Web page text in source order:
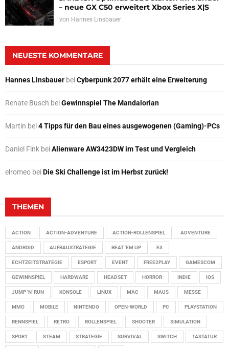
– neue GX C50 erweitert Xbox Series X|S
von Hannes Linsbauer
NEUESTE KOMMENTARE
Hannes Linsbauer beiCyberpunk 2077 erhält eine Erweiterung
Renate Busch beiGewinnspiel The Mandalorian
Martin bei4 Tipps für den Bau eines ausgewogenen (Gaming)-PCs
Daniel Fink beiAlienware AW3423DW im Test und Vergleich
elromeo beiDie Ski Challenge ist im Herbst zurück!
THEMEN
ACTION ACTION-ADVENTURE ACTION-ROLLENSPIEL ADVENTURE
ANDROID AUFBAUSTRATEGIE BEAT 'EM UP E3
ECHTZEITSTRATEGIE ESPORT EVENT FREE2PLAY GAMESCOM
GEWINNSPIEL HARDWARE HEADSET HORROR INDIE IOS
JUMP 'N' RUN KONSOLE LINUX MAC MAUS MESSE
MMO MOBILE NINTENDO OPEN-WORLD PC PLAYSTATION
RENNSPIEL RETRO ROLLENSPIEL SHOOTER SIMULATION
SPORT STEAM STRATEGIE SURVIVAL SWITCH TASTATUR